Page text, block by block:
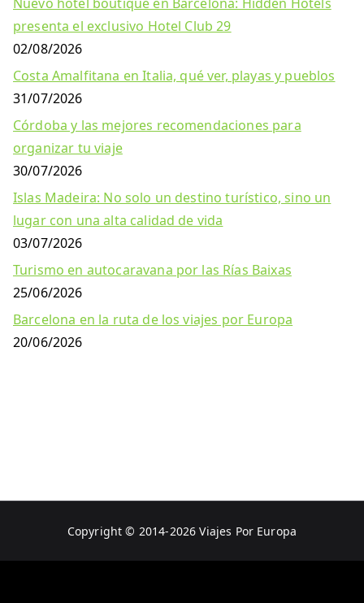
presenta el exclusivo Hotel Club 29
02/08/2026
Costa Amalfitana en Italia, qué ver, playas y pueblos
31/07/2026
Córdoba y las mejores recomendaciones para
organizar tu viaje
30/07/2026
Islas Madeira: No solo un destino turístico, sino un
lugar con una alta calidad de vida
03/07/2026
Turismo en autocaravana por las Rías Baixas
25/06/2026
Barcelona en la ruta de los viajes por Europa
20/06/2026
Copyright © 2014-2026Viajes Por Europa